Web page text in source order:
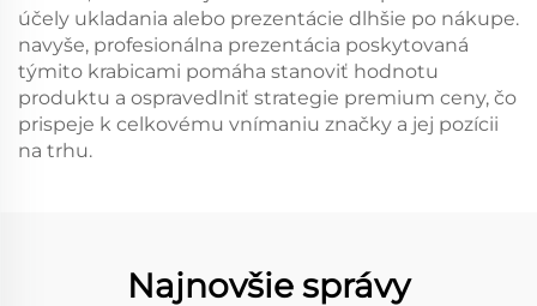
účely ukladania alebo prezentácie dlhšie po nákupe.
navyše, profesionálna prezentácia poskytovaná
týmito krabicami pomáha stanoviť hodnotu
produktu a ospravedlniť strategie premium ceny, čo
prispeje k celkovému vnímaniu značky a jej pozícii
na trhu.
Najnovšie správy